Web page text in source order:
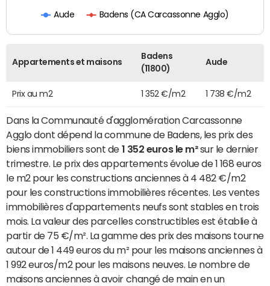
Aude Badens (CA Carcassonne Agglo)
Appartements et maisons
Badens
(11800)
Aude
Prix au m2 1 352 €/m2 1 738 €/m2
Dans la Communauté d'agglomération Carcassonne
Agglo dont dépend la commune de Badens, les prix des
biens immobiliers sont de 1 352 euros le m²sur le dernier
trimestre. Le prix des appartements évolue de 1 168 euros
le m2 pour les constructions anciennes à 4 482 €/m2
pour les constructions immobilières récentes. Les ventes
immobilières d'appartements neufs sont stables en trois
mois. La valeur des parcelles constructibles est établie à
partir de 75 €/m². La gamme des prix des maisons tourne
autour de 1 449 euros du m² pour les maisons anciennes à
1 992 euros/m2 pour les maisons neuves. Le nombre de
maisons anciennes à avoir changé de main en un